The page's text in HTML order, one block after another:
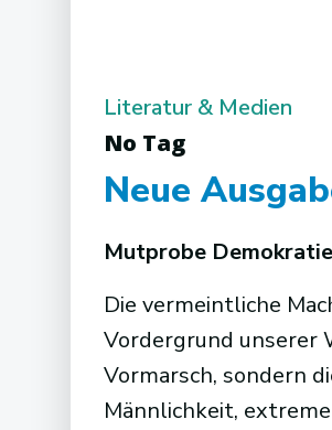
Literatur & Medien
No Tag
Neue
Mutprobe
Die vermeintliche
Vordergrund unserer
Vormarsch, sondern
Männlichkeit,